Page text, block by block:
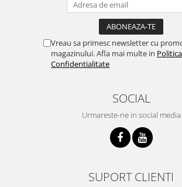
Vreau sa primesc newsletter cu
magazinului. Afla mai multe in
Confidentialitate
SOCIAL
Urmareste-ne in social media
SUPORT CLIENTI